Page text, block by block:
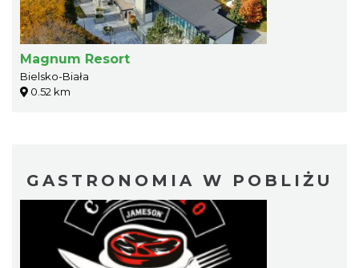
Magnum Resort
Bielsko-Biała
0.52 km
GASTRONOMIA W POBLIŻU